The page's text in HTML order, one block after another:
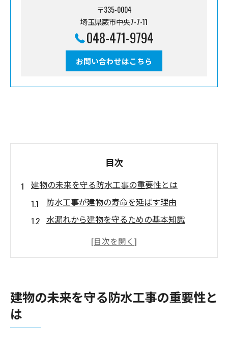
〒335-0004
埼玉県蕨市中央7-7-11
048-471-9794
お問い合わせはこちら
目次
建物の未来を守る防水工事の重要性とは
防水工事が建物の寿命を延ばす理由
水漏れから建物を守るための基本知識
長期的に見た防水工事の費用対効果
防水工事の失敗事例から学ぶ教訓
蕨市と小川町における防水工事の地域特性
建物の未来を守る防水工事の重要性と
は